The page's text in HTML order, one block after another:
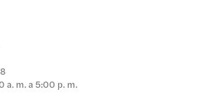
a. m. a 5:00 p. m.